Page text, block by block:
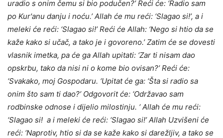
uradio s onim čemu si bio podučen?’ Reći će: ‘Radio sam
po Kur'anu danju i noću.’ Allah će mu reći: ‘Slagao si!’, a i
meleki će reći: ‘Slagao si!’ Reći će Allah: ‘Nego si htio da se
kaže kako si učač, a tako je i govoreno.’ Zatim će se dovesti
vlasnik imetka, pa će ga Allah upitati: ‘Zar ti nisam dao
opskrbu, tako da nisi ni o kome bio ovisan?’ Reći će:
‘Svakako, moj Gospodaru. ‘Upitat će ga: ‘Šta si radio sa
onim što sam ti dao?’ Odgovorit će: ‘Održavao sam
rodbinske odnose i dijelio milostinju. ‘ Allah će mu reći:
‘Slagao si! a i meleki će reći: ‘Slagao si!’ Allah Uzvišeni će
reći: ‘Naprotiv, htio si da se kaže kako si darežljiv, a tako se